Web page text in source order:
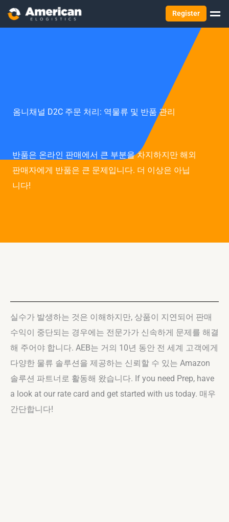
Register
옴니채널 D2C 주문 처리: 역물류 및 반품 관리
반품은 온라인 판매에서 큰 부분을 차지하지만 해외
판매자에게 반품은 큰 문제입니다. 더 이상은 아닙
니다!
실수가 발생하는 것은 이해하지만, 상품이 지연되어 판매
수익이 중단되는 경우에는 전문가가 신속하게 문제를 해결
해 주어야 합니다. AEB는 거의 10년 동안 전 세계 고객에게
다양한 물류 솔루션을 제공하는 신뢰할 수 있는 Amazon
솔루션 파트너로 활동해 왔습니다. If you need Prep, have
a look at our rate card and get started with us today. 매우
간단합니다!